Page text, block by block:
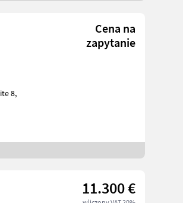
Cena na
zapytanie
11.300 €